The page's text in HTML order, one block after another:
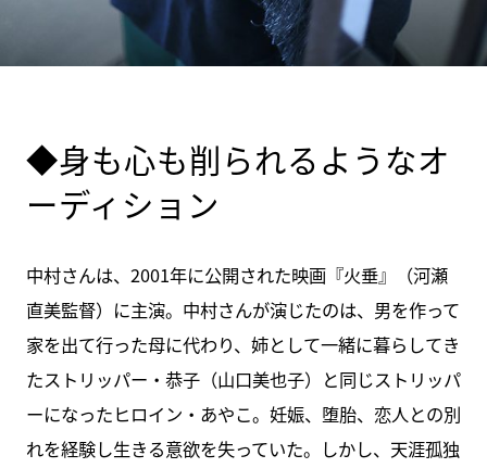
◆身も心も削られるようなオ
ーディション
中村さんは、2001年に公開された映画『火垂』（河瀬
直美監督）に主演。中村さんが演じたのは、男を作って
家を出て行った母に代わり、姉として一緒に暮らしてき
たストリッパー・恭子（山口美也子）と同じストリッパ
ーになったヒロイン・あやこ。妊娠、堕胎、恋人との別
れを経験し生きる意欲を失っていた。しかし、天涯孤独